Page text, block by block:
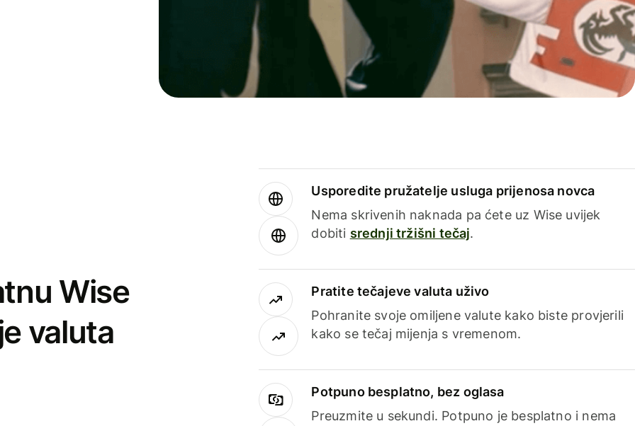
Wise
valuta
Usporedite pružatelje usluga prijenosa novca
Nema skrivenih naknada pa ćete uz Wise uvijek
dobiti srednji tržišni tečaj.
Pratite tečajeve valuta uživo
Pohranite svoje omiljene valute kako biste provjerili
kako se tečaj mijenja s vremenom.
Potpuno besplatno, bez oglasa
Preuzmite u sekundi. Potpuno je besplatno i nema